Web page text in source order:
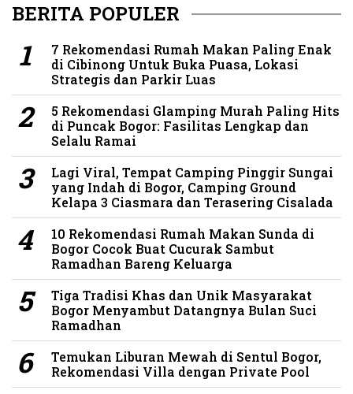
BERITA POPULER
7 Rekomendasi Rumah Makan Paling Enak
di Cibinong Untuk Buka Puasa, Lokasi
Strategis dan Parkir Luas
5 Rekomendasi Glamping Murah Paling Hits
di Puncak Bogor: Fasilitas Lengkap dan
Selalu Ramai
Lagi Viral, Tempat Camping Pinggir Sungai
yang Indah di Bogor, Camping Ground
Kelapa 3 Ciasmara dan Terasering Cisalada
10 Rekomendasi Rumah Makan Sunda di
Bogor Cocok Buat Cucurak Sambut
Ramadhan Bareng Keluarga
Tiga Tradisi Khas dan Unik Masyarakat
Bogor Menyambut Datangnya Bulan Suci
Ramadhan
Temukan Liburan Mewah di Sentul Bogor,
Rekomendasi Villa dengan Private Pool